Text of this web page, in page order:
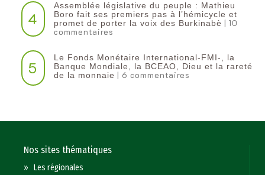
4
Assemblée législative du peuple : Mathieu
Boro fait ses premiers pas à l’hémicycle et
promet de porter la voix des Burkinabè | 10
commentaires
5
Le Fonds Monétaire International-FMI-, la
Banque Mondiale, la BCEAO, Dieu et la rareté
de la monnaie | 6 commentaires
Nos sites thématiques
»Les régionales